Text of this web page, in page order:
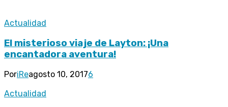
Actualidad
El misterioso viaje de Layton: ¡Una
encantadora aventura!
PoriReagosto 10, 20176
Actualidad